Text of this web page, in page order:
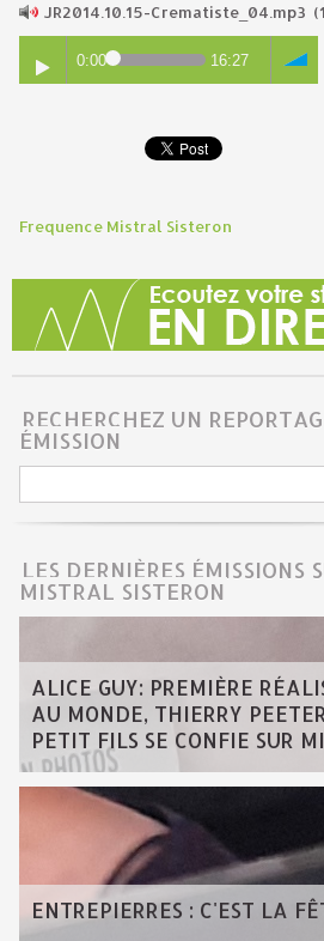
JR2014.10.15-Crematiste_04.mp3
0:00 16:27
Frequence Mistral Sisteron
RECHERCHEZ UN
ÉMISSION
LES DERNIÈRES ÉMISSIONS
MISTRAL SISTERON
ALICE GUY: PREMIÈRE
AU MONDE, THIERRY
PETIT FILS SE CONFIE SUR
ENTREPIERRES : C'EST LA